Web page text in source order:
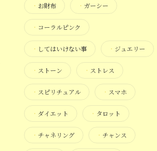
・ お財布 ・ ガーシー
・ コーラルピンク
・ してはいけない事 ・ ジュエリー
・ ストーン ・ ストレス
・ スピリチュアル ・ スマホ
・ ダイエット ・ タロット
・ チャネリング ・ チャンス